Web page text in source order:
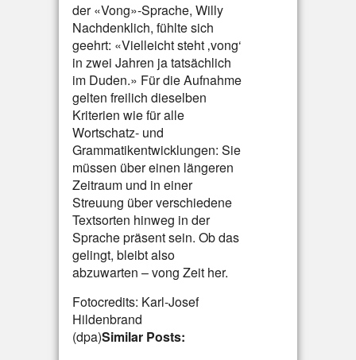
der «Vong»-Sprache, Willy
Nachdenklich, fühlte sich
geehrt: «Vielleicht steht ‚vong‘
in zwei Jahren ja tatsächlich
im Duden.» Für die Aufnahme
gelten freilich dieselben
Kriterien wie für alle
Wortschatz- und
Grammatikentwicklungen: Sie
müssen über einen längeren
Zeitraum und in einer
Streuung über verschiedene
Textsorten hinweg in der
Sprache präsent sein. Ob das
gelingt, bleibt also
abzuwarten – vong Zeit her.
Fotocredits: Karl-Josef
Hildenbrand
(dpa)Similar Posts: